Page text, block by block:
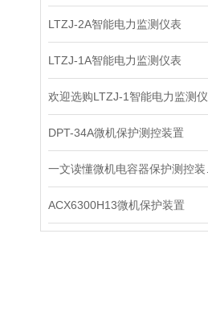
LTZJ-2A智能电力监测仪表
LTZJ-1A智能电力监测仪表
欢迎选购LTZJ-1智能电力监测仪
DPT-34A微机保护测控装置
ACX6300H13微机保护装置